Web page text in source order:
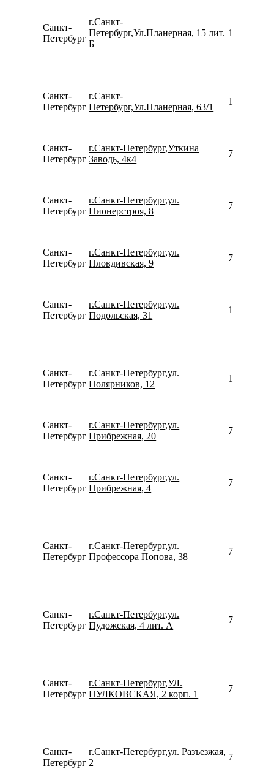
Санкт-
Петербург
г.Санкт-
Петербург,Ул.Планерная, 15 лит.
Б
Санкт-
Петербург
г.Санкт-
Петербург,Ул.Планерная, 63/1
Санкт-
Петербург
г.Санкт-Петербург,Уткина
Заводь, 4к4
Санкт-
Петербург
г.Санкт-Петербург,ул.
Пионерстроя, 8
Санкт-
Петербург
г.Санкт-Петербург,ул.
Пловдивская, 9
Санкт-
Петербург
г.Санкт-Петербург,ул.
Подольская, 31
Санкт-
Петербург
г.Санкт-Петербург,ул.
Полярников, 12
Санкт-
Петербург
г.Санкт-Петербург,ул.
Прибрежная, 20
Санкт-
Петербург
г.Санкт-Петербург,ул.
Прибрежная, 4
Санкт-
Петербург
г.Санкт-Петербург,ул.
Профессора Попова, 38
Санкт-
Петербург
г.Санкт-Петербург,ул.
Пудожская, 4 лит. А
Санкт-
Петербург
г.Санкт-Петербург,УЛ.
ПУЛКОВСКАЯ, 2 корп. 1
Санкт-
Петербург
г.Санкт-Петербург,ул. Разъезжая,
2